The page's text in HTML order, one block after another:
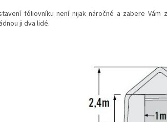
fóliovníku není nijak náročné a zabere Vám
ji dva lidé.